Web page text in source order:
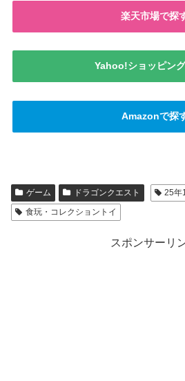
楽天市場で探
Yahoo!ショッピン
Amazonで探
ゲーム ドラゴンクエスト 25年
食玩・コレクショントイ
スポンサーリ